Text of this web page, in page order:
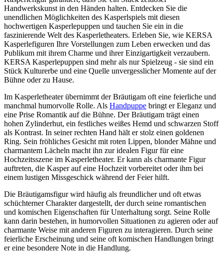
Handwerkskunst in den Händen halten. Entdecken Sie die
unendlichen Möglichkeiten des Kasperlspiels mit diesen
hochwertigen Kasperlepuppen und tauchen Sie ein in die
faszinierende Welt des Kasperletheaters. Erleben Sie, wie KERSA
Kasperlefiguren Ihre Vorstellungen zum Leben erwecken und das
Publikum mit ihrem Charme und ihrer Einzigartigkeit verzaubern.
KERSA Kasperlepuppen sind mehr als nur Spielzeug - sie sind ein
Stück Kulturerbe und eine Quelle unvergesslicher Momente auf der
Bühne oder zu Hause.
Im Kasperletheater übernimmt der Bräutigam oft eine feierliche und
manchmal humorvolle Rolle. Als Handpuppe bringt er Eleganz und
eine Prise Romantik auf die Bühne. Der Bräutigam trägt einen
hohen Zylinderhut, ein festliches weißes Hemd und schwarzen Stoff
als Kontrast. In seiner rechten Hand hält er stolz einen goldenen
Ring. Sein fröhliches Gesicht mit roten Lippen, blonder Mähne und
charmantem Lächeln macht ihn zur idealen Figur für eine
Hochzeitsszene im Kasperletheater. Er kann als charmante Figur
auftreten, die Kasper auf eine Hochzeit vorbereitet oder ihm bei
einem lustigen Missgeschick während der Feier hilft.
Die Bräutigamsfigur wird häufig als freundlicher und oft etwas
schüchterner Charakter dargestellt, der durch seine romantischen
und komischen Eigenschaften für Unterhaltung sorgt. Seine Rolle
kann darin bestehen, in humorvollen Situationen zu agieren oder auf
charmante Weise mit anderen Figuren zu interagieren. Durch seine
feierliche Erscheinung und seine oft komischen Handlungen bringt
er eine besondere Note in die Handlung.